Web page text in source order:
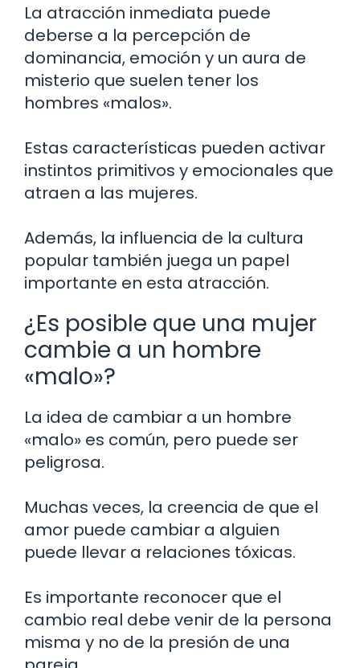
La atracción inmediata puede
deberse a la percepción de
dominancia, emoción y un aura de
misterio que suelen tener los
hombres «malos».
Estas características pueden activar
instintos primitivos y emocionales que
atraen a las mujeres.
Además, la influencia de la cultura
popular también juega un papel
importante en esta atracción.
¿Es posible que una mujer
cambie a un hombre
«malo»?
La idea de cambiar a un hombre
«malo» es común, pero puede ser
peligrosa.
Muchas veces, la creencia de que el
amor puede cambiar a alguien
puede llevar a relaciones tóxicas.
Es importante reconocer que el
cambio real debe venir de la persona
misma y no de la presión de una